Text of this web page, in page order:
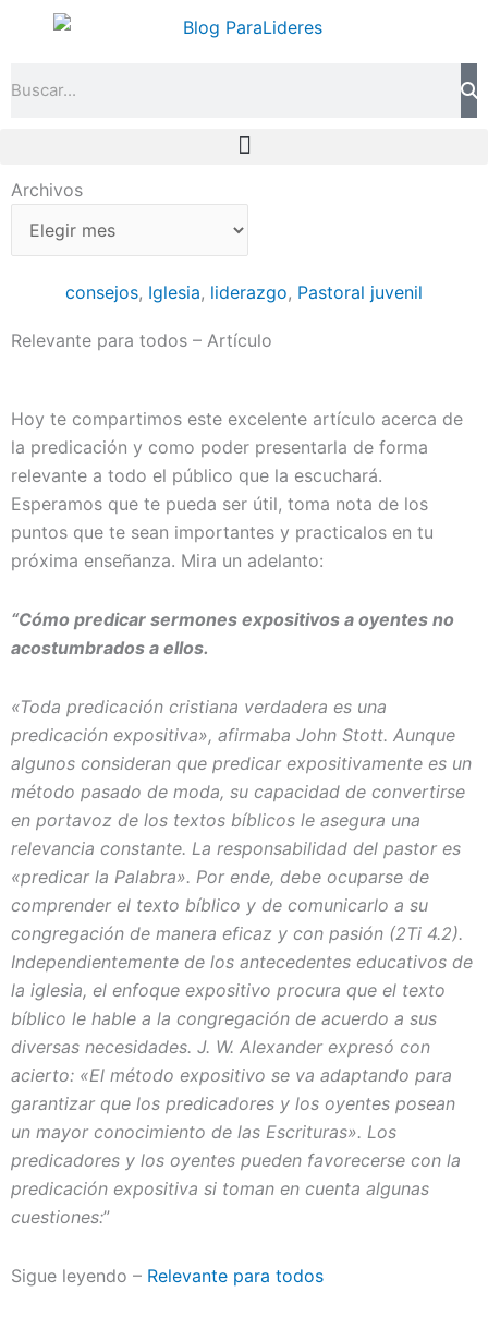
Archivos
Archivos
consejos, Iglesia, liderazgo, Pastoral juvenil
Relevante para todos – Artículo
Hoy te compartimos este excelente artículo acerca de
la predicación y como poder presentarla de forma
relevante a todo el público que la escuchará.
Esperamos que te pueda ser útil, toma nota de los
puntos que te sean importantes y practicalos en tu
próxima enseñanza. Mira un adelanto:
“Cómo predicar sermones expositivos a oyentes no
acostumbrados a ellos.
«Toda predicación cristiana verdadera es una
predicación expositiva», afirmaba John Stott. Aunque
algunos consideran que predicar expositivamente es un
método pasado de moda, su capacidad de convertirse
en portavoz de los textos bíblicos le asegura una
relevancia constante. La responsabilidad del pastor es
«predicar la Palabra». Por ende, debe ocuparse de
comprender el texto bíblico y de comunicarlo a su
congregación de manera eficaz y con pasión (2Ti 4.2).
Independientemente de los antecedentes educativos de
la iglesia, el enfoque expositivo procura que el texto
bíblico le hable a la congregación de acuerdo a sus
diversas necesidades. J. W. Alexander expresó con
acierto: «El método expositivo se va adaptando para
garantizar que los predicadores y los oyentes posean
un mayor conocimiento de las Escrituras». Los
predicadores y los oyentes pueden favorecerse con la
predicación expositiva si toman en cuenta algunas
cuestiones:”
Sigue leyendo – Relevante para todos